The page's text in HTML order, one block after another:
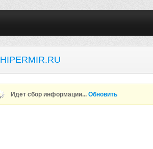
HIPERMIR.RU
Идет сбор информации...Обновить